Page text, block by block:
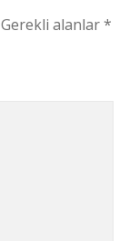
Gerekli alanlar*